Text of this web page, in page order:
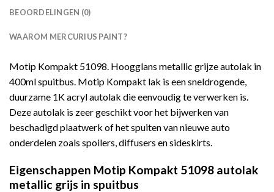
BEOORDELINGEN (0)
WAAROM MERCURIUS PAINT?
Motip Kompakt 51098. Hoogglans metallic grijze autolak in
400ml spuitbus. Motip Kompakt lak is een sneldrogende,
duurzame 1K acryl autolak die eenvoudig te verwerken is.
Deze autolak is zeer geschikt voor het bijwerken van
beschadigd plaatwerk of het spuiten van nieuwe auto
onderdelen zoals spoilers, diffusers en sideskirts.
Eigenschappen Motip Kompakt 51098 autolak
metallic grijs in spuitbus